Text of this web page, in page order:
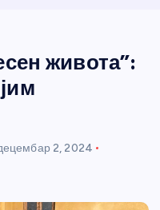
живота”:
2, 2024